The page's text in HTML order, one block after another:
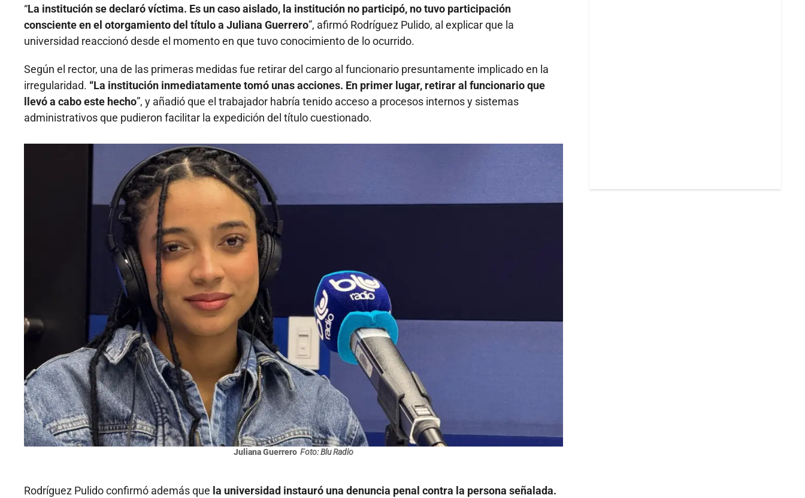
“La institución se declaró víctima. Es un caso aislado, la institución no participó, no tuvo participación
consciente en el otorgamiento del título a Juliana Guerrero”, afirmó Rodríguez Pulido, al explicar que la
universidad reaccionó desde el momento en que tuvo conocimiento de lo ocurrido.
Según el rector, una de las primeras medidas fue retirar del cargo al funcionario presuntamente implicado en la
irregularidad. “La institución inmediatamente tomó unas acciones. En primer lugar, retirar al funcionario que
llevó a cabo este hecho”, y añadió que el trabajador habría tenido acceso a procesos internos y sistemas
administrativos que pudieron facilitar la expedición del título cuestionado.
Juliana Guerrero Foto: Blu Radio
Rodríguez Pulido confirmó además que la universidad instauró una denuncia penal contra la persona señalada.